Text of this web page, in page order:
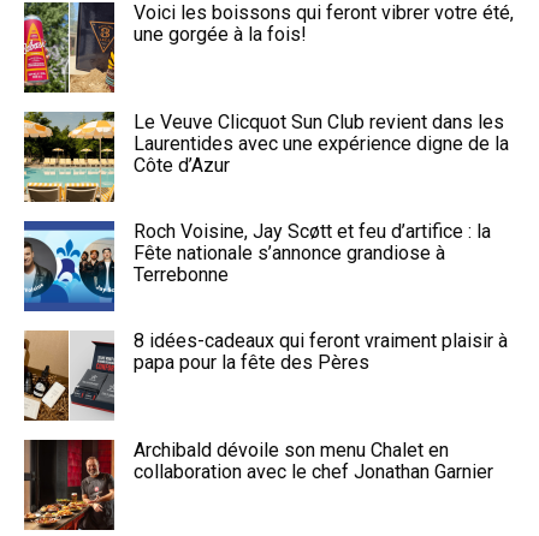
Voici les boissons qui feront vibrer votre été,
une gorgée à la fois!
Le Veuve Clicquot Sun Club revient dans les
Laurentides avec une expérience digne de la
Côte d’Azur
Roch Voisine, Jay Scøtt et feu d’artifice : la
Fête nationale s’annonce grandiose à
Terrebonne
8 idées-cadeaux qui feront vraiment plaisir à
papa pour la fête des Pères
Archibald dévoile son menu Chalet en
collaboration avec le chef Jonathan Garnier